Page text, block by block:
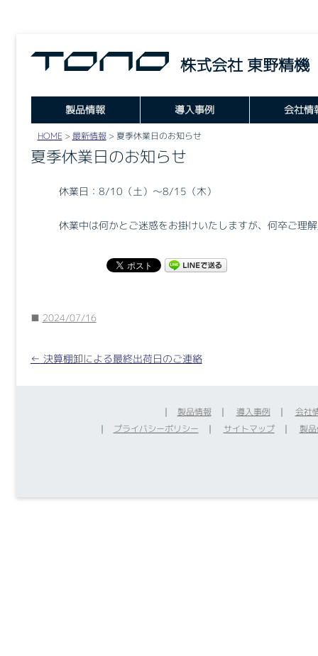
株式会社 東野精機
製品情報
UNI FRAME
UNI FENCE
PANEL
導入事例 会社情
HOME > 最新情報> 夏季休業日のお知らせ
夏季休業日のお知らせ
休業日：8/10（土）～8/15（木）
休業中は何かとご迷惑をお掛けいたしますが、何卒ご理
■ 2024/07/16
Post
← 決算棚卸による最終出荷日のご連絡
｜ 製品情報 ｜ 導入事例 ｜
会社
｜
プライバシーポリシー ｜ サイトマップ ｜ 製